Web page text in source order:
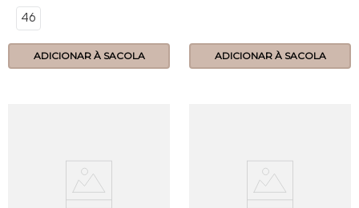
46
ADICIONAR À SACOLA ADICIONAR À SACOLA